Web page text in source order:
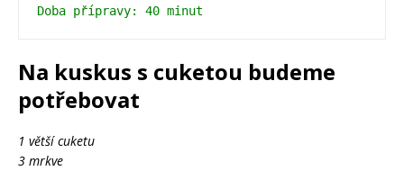
Na kuskus s cuketou budeme
potřebovat
1 větší cuketu
3 mrkve